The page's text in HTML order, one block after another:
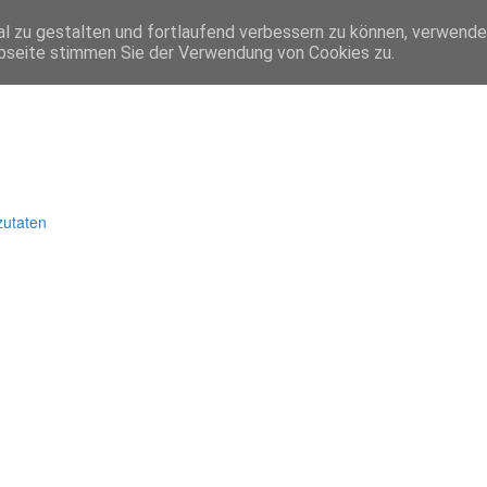
zu gestalten und fortlaufend verbessern zu können,
stimmen Sie der Verwendung von Cookies zu.